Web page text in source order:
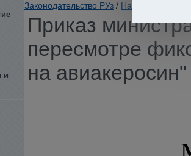
и
Законодательство РУз / Налоги.
Приказ
пересмотре
на